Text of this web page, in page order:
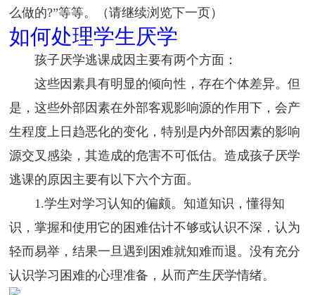
么做的?”等等。（请继续浏览下一页）
如何处理学生厌学
孩子厌学逃课成因主要有两个方面：
这些因素具有明显的倾向性，存在个体差异。但
是，这些外部因素在外部客观影响源的作用下，会产
生程度上日趋恶化的变化，特别是内外部因素的影响
源交叉感染，其造成的危害不可低估。造成孩子厌学
逃课的原因主要有以下六个方面。
1.学生对学习认知的偏颇。知道知识，懂得知
识，掌握和使用它的困难估计不够或认识不深，认为
轻而易举，结果一旦遇到困难就知难而退。没有充分
认识学习困难的心理准备，从而产生厌学情绪。